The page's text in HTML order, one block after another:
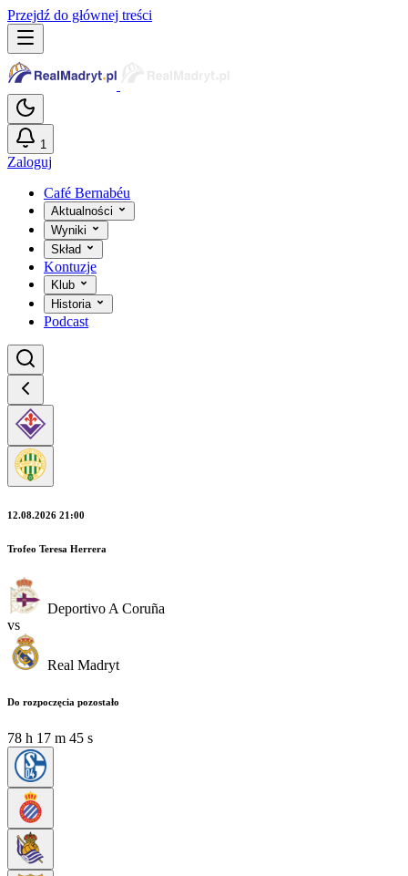
Przejdź do głównej treści
1
Zaloguj
Café Bernabéu
Aktualności
Wyniki
Skład
Kontuzje
Klub
Historia
Podcast
12.08.2026 21:00
Trofeo Teresa Herrera
Deportivo A Coruña
vs
Real Madryt
Do rozpoczęcia pozostało
78 h 17 m 44 s